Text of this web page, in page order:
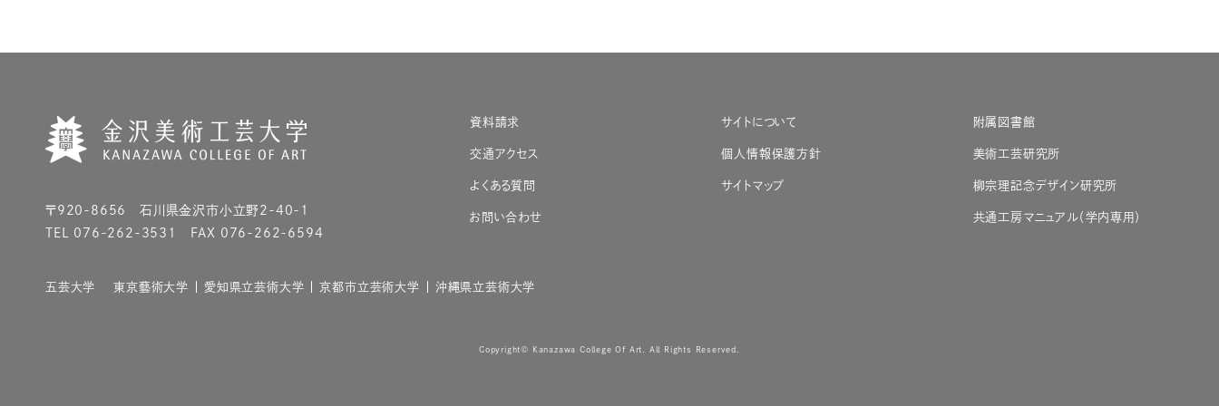
〒920-8656 石川県金沢市小立野2-40-1
TEL 076-262-3531 FAX 076-262-6594
資料請求
交通アクセス
よくある質問
お問い合わせ
サイトについて
個人情報保護方針
サイトマップ
附属図書館
美術工芸研究所
柳宗理記念デザイン研究所
共通工房マニュアル（学内専用）
五芸大学 東京藝術大学 愛知県立芸術大学 京都市立芸術大学 沖縄県立芸術大学
Copyright© Kanazawa College Of Art. All Rights Reserved.